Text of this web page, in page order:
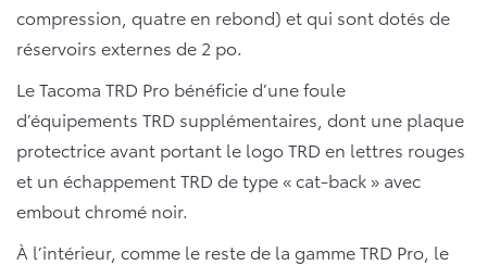
compression, quatre en rebond) et qui sont dotés de
réservoirs externes de 2 po.
Le Tacoma TRD Pro bénéficie d’une foule
d’équipements TRD supplémentaires, dont une plaque
protectrice avant portant le logo TRD en lettres rouges
et un échappement TRD de type « cat-back » avec
embout chromé noir.
À l’intérieur, comme le reste de la gamme TRD Pro, le